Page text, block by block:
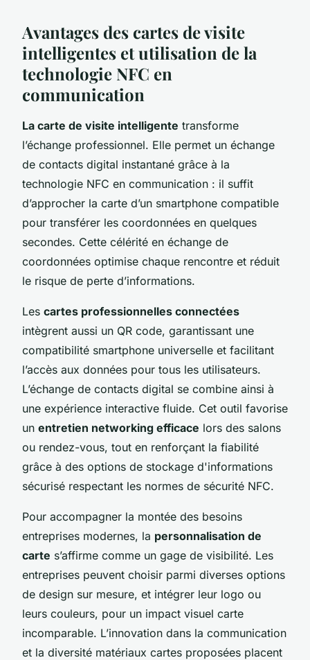
Avantages des cartes de visite
intelligentes et utilisation de la
technologie NFC en
communication
La carte de visite intelligente transforme
l’échange professionnel. Elle permet un échange
de contacts digital instantané grâce à la
technologie NFC en communication : il suffit
d’approcher la carte d’un smartphone compatible
pour transférer les coordonnées en quelques
secondes. Cette célérité en échange de
coordonnées optimise chaque rencontre et réduit
le risque de perte d’informations.
Les cartes professionnelles connectées
intègrent aussi un QR code, garantissant une
compatibilité smartphone universelle et facilitant
l’accès aux données pour tous les utilisateurs.
L’échange de contacts digital se combine ainsi à
une expérience interactive fluide. Cet outil favorise
un entretien networking efficace lors des salons
ou rendez-vous, tout en renforçant la fiabilité
grâce à des options de stockage d'informations
sécurisé respectant les normes de sécurité NFC.
Pour accompagner la montée des besoins
entreprises modernes, la personnalisation de
carte s’affirme comme un gage de visibilité. Les
entreprises peuvent choisir parmi diverses options
de design sur mesure, et intégrer leur logo ou
leurs couleurs, pour un impact visuel carte
incomparable. L’innovation dans la communication
et la diversité matériaux cartes proposées placent